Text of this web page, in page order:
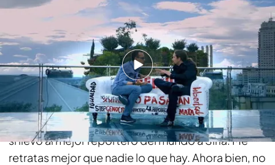
Cuatro.com
Compartir
Risto Mejide:Para mí, Podemos lo que ha
significado es una excelente fotografía. Es como
si llevo al mejor reportero del mundo a Siria. Me
retratas mejor que nadie lo que hay. Ahora bien, no